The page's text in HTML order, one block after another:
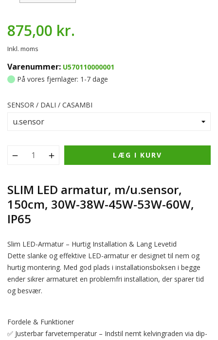
SLIM LED armatur, m/u.sensor,
150cm, 30W-38W-45W-53W-60W,
IP65
Slim LED-Armatur – Hurtig Installation & Lang Levetid
Dette slanke og effektive LED-armatur er designet til nem og
hurtig montering. Med god plads i installationsboksen i begge
ender sikrer armaturet en problemfri installation, der sparer tid
og besvær.
Fordele & Funktioner
✅ Justerbar farvetemperatur – Indstil nemt kelvingraden via dip-
875,00 kr.
Inkl. moms
Varenummer: U570110000001
På vores fjernlager: 1-7 dage
SENSOR / DALI / CASAMBI
LÆG I KURV